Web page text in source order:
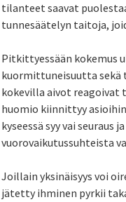
tilanteet saavat
tunnesäätelyn taitoja,
Pitkittyessään kokemus
kuormittuneisuutta sekä
kokevilla aivot reagoivat
huomio kiinnittyy
kyseessä syy vai
vuorovaikutussuhteista
Joillain yksinäisyys voi
jätetty ihminen pyrkii